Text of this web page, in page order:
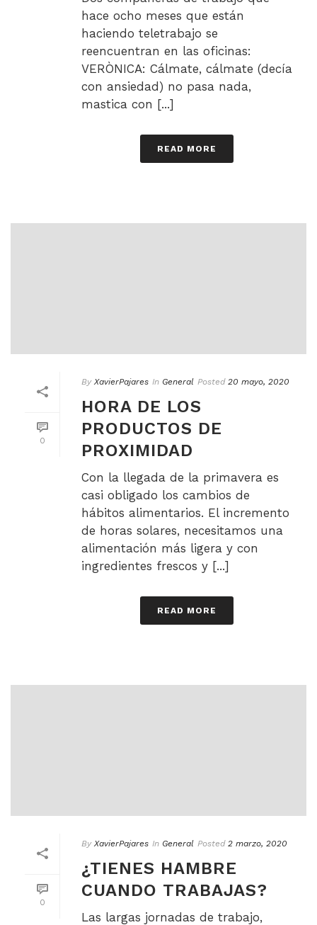
hace ocho meses que están
haciendo teletrabajo se
reencuentran en las oficinas:
VERÒNICA: Cálmate, cálmate (decía
con ansiedad) no pasa nada,
mastica con [...]
READ MORE
0
By XavierPajares In General Posted 20 mayo, 2020
HORA DE LOS
PRODUCTOS DE
PROXIMIDAD
Con la llegada de la primavera es
casi obligado los cambios de
hábitos alimentarios. El incremento
de horas solares, necesitamos una
alimentación más ligera y con
ingredientes frescos y [...]
READ MORE
0
By XavierPajares In General Posted 2 marzo, 2020
¿TIENES HAMBRE
CUANDO TRABAJAS?
Las largas jornadas de trabajo,